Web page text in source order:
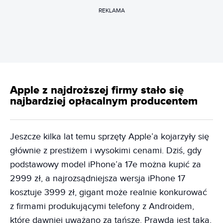
REKLAMA
Apple z najdroższej firmy stało się
najbardziej opłacalnym producentem
Jeszcze kilka lat temu sprzęty Apple’a kojarzyły się
głównie z prestiżem i wysokimi cenami. Dziś, gdy
podstawowy model iPhone’a 17e można kupić za
2999 zł, a najrozsądniejsza wersja iPhone 17
kosztuje 3999 zł, gigant może realnie konkurować
z firmami produkującymi telefony z Androidem,
które dawniej uważano za tańsze. Prawda jest taka,